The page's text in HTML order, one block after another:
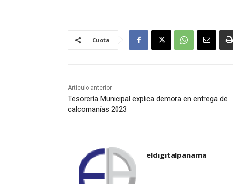
Cuota
Artículo anterior
Tesorería Municipal explica demora en entrega de
calcomanías 2023
eldigitalpanama